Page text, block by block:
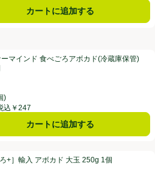
カートに追加する
ボカド(冷蔵庫保管) 190g 1個
4.4点。
マインド 食べごろアボカド(冷蔵庫保管)
)
込￥247
カートに追加する
玉 250g 1個
点。
ろ+］輸入 アボカド 大玉 250g 1個